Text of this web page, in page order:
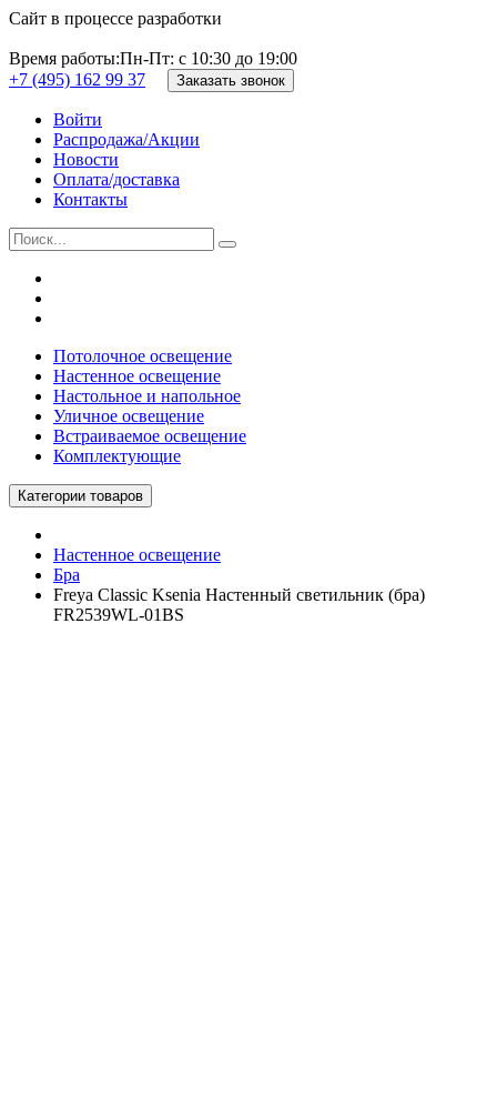
Сайт в процессе разработки
Время работы:Пн-Пт: с 10:30 до 19:00
+7 (495) 162 99 37
Заказать звонок
Войти
Распродажа/Акции
Новости
Оплата/доставка
Контакты
Потолочное освещение
Настенное освещение
Настольное и напольное
Уличное освещение
Встраиваемое освещение
Комплектующие
Категории товаров
Настенное освещение
Бра
Freya Classic Ksenia Настенный светильник (бра)
FR2539WL-01BS